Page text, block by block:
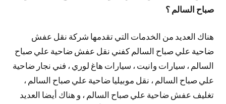
صباح السالم ؟
هناك العديد من الخدمات التي تقدمها شركة نقل عفش
ضاحية علي صباح السالم كفني نقل عفش ضاحية علي صباح
السالم ، سيارات وانيت ، سيارات هاغ لوري ، فني نجار ضاحية
علي صباح السالم ، نقل موبيليا ضاحية علي صباح السالم ،
تغليف عفش ضاحية علي صباح السالم ، و هناك أيضا العديد